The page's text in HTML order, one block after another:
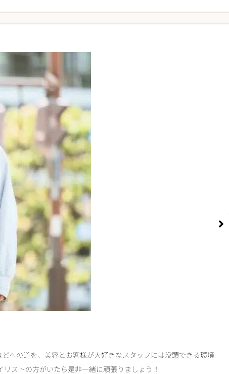
への道を、美容とお客様が大好きなスタッフには没頭できる環境
ストの方がいたら是非一緒に頑張りましょう！